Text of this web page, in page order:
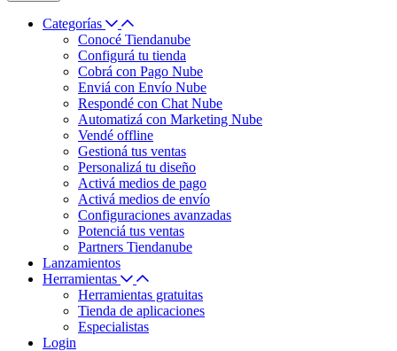
Categorías
Conocé Tiendanube
Configurá tu tienda
Cobrá con Pago Nube
Enviá con Envío Nube
Respondé con Chat Nube
Automatizá con Marketing Nube
Vendé offline
Gestioná tus ventas
Personalizá tu diseño
Activá medios de pago
Activá medios de envío
Configuraciones avanzadas
Potenciá tus ventas
Partners Tiendanube
Lanzamientos
Herramientas
Herramientas gratuitas
Tienda de aplicaciones
Especialistas
Login